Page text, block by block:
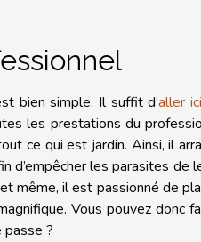
bien simple. Il suffit d’aller ici
les prestations du
ce qui est jardin. Ainsi, il
d’empêcher les parasites
il est passionné de
Vous pouvez donc
passe ?